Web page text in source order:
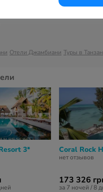
Отели Джамбиани Туры в
3* Coral Rock
нет отзывов
173 326
за 7 ночей / 8